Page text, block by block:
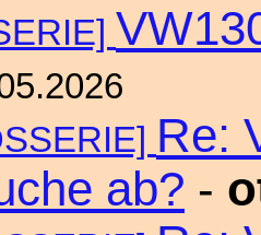
Re:
ab? -